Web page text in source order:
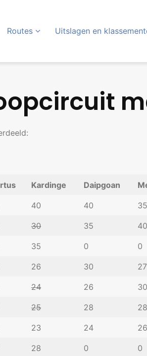
Routes Uitslagen en
Kardinge Daipgoan
40 40 35
30 35 40
35 0 0
26 30 27
24 26 30
25 28 28
23 24 26
28 0 0